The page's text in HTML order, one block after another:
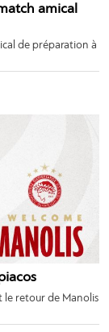
amical
de préparation à
le retour de Manolis